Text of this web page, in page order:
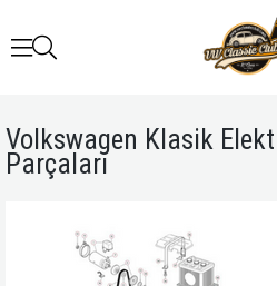
Volkswagen Klasik
Parçaları